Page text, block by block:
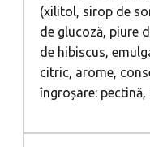
(xilitol, sirop de
de glucoză, piure
de hibiscus,
citric, arome,
îngroșare: